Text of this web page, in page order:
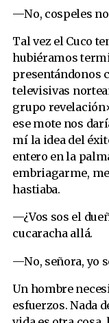
—No, cospeles
Tal vez el Cuco
hubiéramos
presentándonos
televisivas
grupo
ese mote nos
mí la idea del
entero en la
embriagarme,
hastiaba.
—¿Vos sos el
cucaracha allá.
—No, señora, yo
Un hombre
esfuerzos. Nada